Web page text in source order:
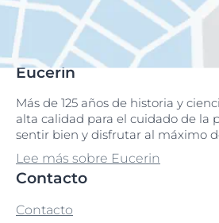
Eucerin
Más de 125 años de historia y
alta calidad para el cuidado de la
sentir bien y disfrutar al máximo
Lee más sobre Eucerin
Contacto
Contacto